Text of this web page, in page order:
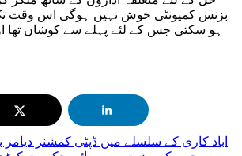
انڈسٹری
کے
وائس
یوناٹیڈ
گروپ
کی
بزنس کمیونٹی خوش نہیں ہوگی اس وقت
ہو سکتی جس کے لئے پہلے سے کوشاں تھا